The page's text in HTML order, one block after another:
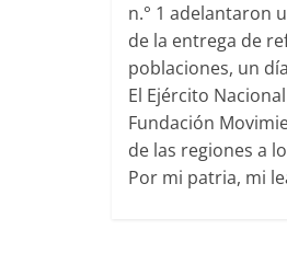
n.° 1 adelantaron
de la entrega de
poblaciones, un
El Ejército
Fundación
de las regiones a
Por mi patria, mi